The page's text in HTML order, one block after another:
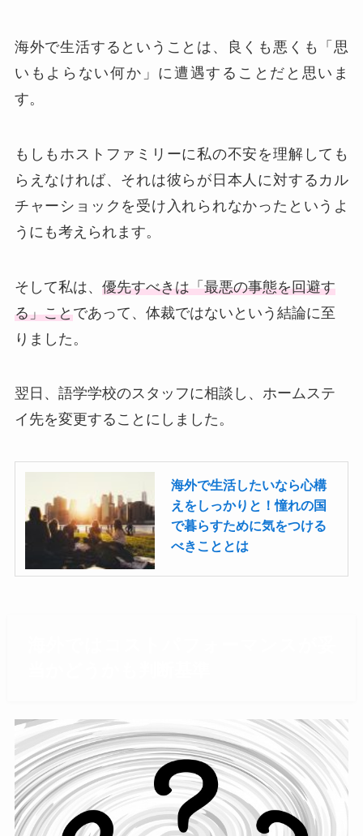
海外で生活するということは、良くも悪くも「思
いもよらない何か」に遭遇することだと思いま
す。
もしもホストファミリーに私の不安を理解しても
らえなければ、それは彼らが日本人に対するカル
チャーショックを受け入れられなかったというよ
うにも考えられます。
そして私は、 優先すべきは「最悪の事態を回避す
る」ことであって、体裁ではないという結論に至
りました。
翌日、語学学校のスタッフに相談し、ホームステ
イ先を変更することにしました。
海外で生活したいなら心構
えをしっかりと！憧れの国
で暮らすために気をつける
べきこととは